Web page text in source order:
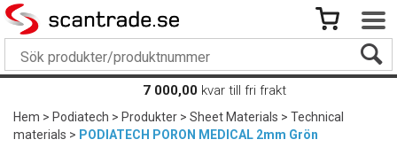
7 000,00 kvar till fri frakt
Hem>Podiatech>Produkter>Sheet Materials>Technical
materials> PODIATECH PORON MEDICAL 2mm Grön